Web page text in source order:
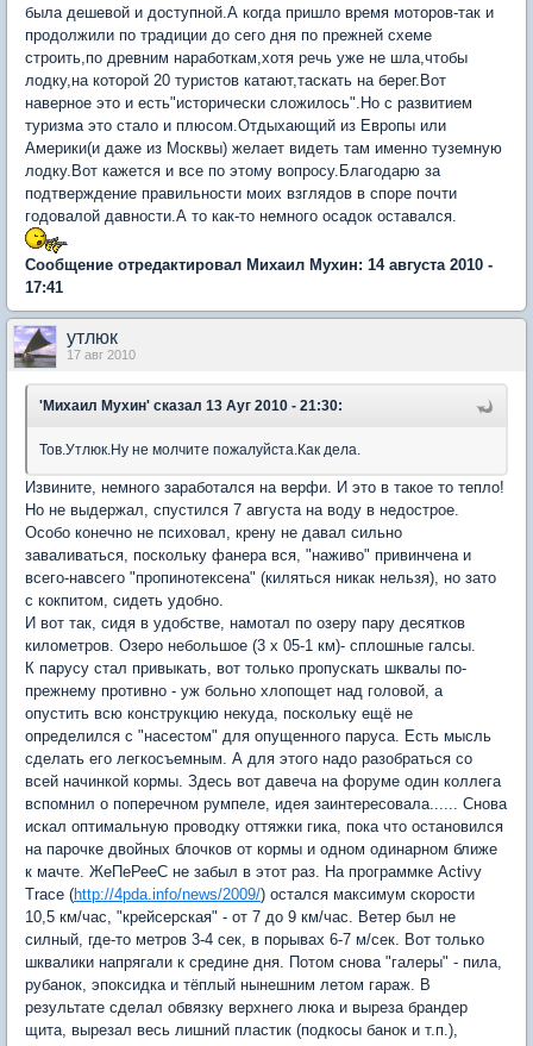
была дешевой и доступной.А когда пришло время моторов-так и
продолжили по традиции до сего дня по прежней схеме
строить,по древним наработкам,хотя речь уже не шла,чтобы
лодку,на которой 20 туристов катают,таскать на берег.Вот
наверное это и есть"исторически сложилось".Но с развитием
туризма это стало и плюсом.Отдыхающий из Европы или
Америки(и даже из Москвы) желает видеть там именно туземную
лодку.Вот кажется и все по этому вопросу.Благодарю за
подтверждение правильности моих взглядов в споре почти
годовалой давности.А то как-то немного осадок оставался.
Сообщение отредактировал Михаил Мухин: 14 августа 2010 -
17:41
утлюк
17 авг 2010
'Михаил Мухин' сказал 13 Ауг 2010 - 21:30:
Тов.Утлюк.Ну не молчите пожалуйста.Как дела.
Извините, немного заработался на верфи. И это в такое то тепло!
Но не выдержал, спустился 7 августа на воду в недострое.
Особо конечно не психовал, крену не давал сильно
заваливаться, поскольку фанера вся, "наживо" привинчена и
всего-навсего "пропинотексена" (киляться никак нельзя), но зато
с кокпитом, сидеть удобно.
И вот так, сидя в удобстве, намотал по озеру пару десятков
километров. Озеро небольшое (3 х 05-1 км)- сплошные галсы.
К парусу стал привыкать, вот только пропускать шквалы по-
прежнему противно - уж больно хлопощет над головой, а
опустить всю конструкцию некуда, поскольку ещё не
определился с "насестом" для опущенного паруса. Есть мысль
сделать его легкосъемным. А для этого надо разобраться со
всей начинкой кормы. Здесь вот давеча на форуме один коллега
вспомнил о поперечном румпеле, идея заинтересовала...... Снова
искал оптимальную проводку оттяжки гика, пока что остановился
на парочке двойных блочков от кормы и одном одинарном ближе
к мачте. ЖеПеРееС не забыл в этот раз. На программке Activу
Trace (http://4pda.info/news/2009/) остался максимум скорости
10,5 км/час, "крейсерская" - от 7 до 9 км/час. Ветер был не
силный, где-то метров 3-4 сек, в порывах 6-7 м/сек. Вот только
шквалики напрягали к средине дня. Потом снова "галеры" - пила,
рубанок, эпоксидка и тёплый нынешним летом гараж. В
результате сделал обвязку верхнего люка и выреза брандер
щита, вырезал весь лишний пластик (подкосы банок и т.п.),